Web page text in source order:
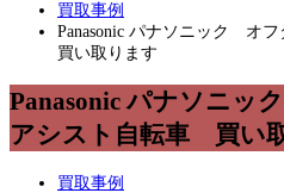
買取事例
Panasonic パナソニック オ
買い取ります
Panasonic パナソニ
アシスト自転車 買い
買取事例